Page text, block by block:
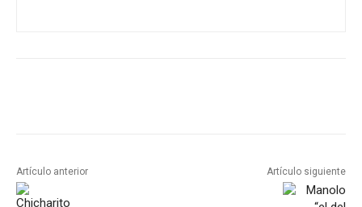
Artículo anterior Artículo siguiente